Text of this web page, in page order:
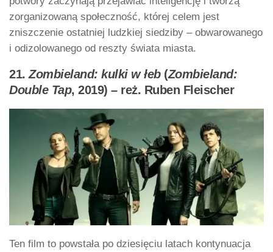
zorganizowaną społeczność, której celem jest
zniszczenie ostatniej ludzkiej siedziby – obwarowanego
i odizolowanego od reszty świata miasta.
21. Zombieland: kulki w łeb(Zombieland:
Double Tap, 2019) – reż. Ruben Fleischer
Ten film to powstała po dziesięciu latach kontynuacja